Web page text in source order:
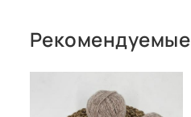
Рекомендуемые